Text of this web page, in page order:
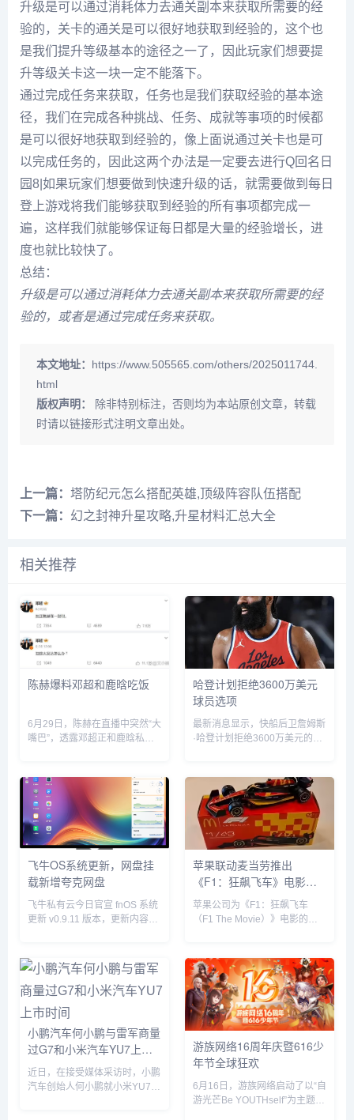
升级是可以通过消耗体力去通关副本来获取所需要的经
验的，关卡的通关是可以很好地获取到经验的，这个也
是我们提升等级基本的途径之一了，因此玩家们想要提
升等级关卡这一块一定不能落下。
通过完成任务来获取，任务也是我们获取经验的基本途
径，我们在完成各种挑战、任务、成就等事项的时候都
是可以很好地获取到经验的，像上面说通过关卡也是可
以完成任务的，因此这两个办法是一定要去进行Q回名日
园8|如果玩家们想要做到快速升级的话，就需要做到每日
登上游戏将我们能够获取到经验的所有事项都完成一
遍，这样我们就能够保证每日都是大量的经验增长，进
度也就比较快了。
总结：
升级是可以通过消耗体力去通关副本来获取所需要的经
验的，或者是通过完成任务来获取。
本文地址： https://www.505565.com/others/2025011744.
html
版权声明：
除非特别标注，否则均为本站原创文章，转载
时请以链接形式注明文章出处。
上一篇： 塔防纪元怎么搭配英雄,顶级阵容队伍搭配
下一篇： 幻之封神升星攻略,升星材料汇总大全
相关推荐
陈赫爆料邓超和鹿晗吃饭
6月29日，陈赫在直播中突然“大
嘴巴”，透露邓超正和鹿晗私下
自己也去吃饭了”。没想到，当
天邓超就在微博发文回应：“反
正就是在一起呗”，配文简短却...
哈登计划拒绝3600万美元
球员选项
最新消息显示，快船后卫詹姆斯
·哈登计划拒绝3600万美元的球
飞牛OS系统更新，网盘挂
载新增夸克网盘
飞牛私有云今日官宣 fnOS 系统
更新 v0.9.11 版本，更新内容包
置、优化硬盘类型（HDD、
SSD）的识别等。飞牛 f...
苹果联动麦当劳推出
《F1：狂飙飞车》电影套
餐
苹果公司为《F1：狂飙飞车
（F1 The Movie）》电影的全
味合作，粉丝们可以购买 F1 主
题套餐，并把独家定制的迷你赛
车带回家。...
小鹏汽车何小鹏与雷军商量
过G7和小米汽车YU7上市
时间
近日，在接受媒体采访时，小鹏
汽车创始人何小鹏就小米YU7的
游族网络16周年庆暨616少
年节全球狂欢
6月16日，游族网络启动了以“自
游光芒Be YOUTHself”为主题的